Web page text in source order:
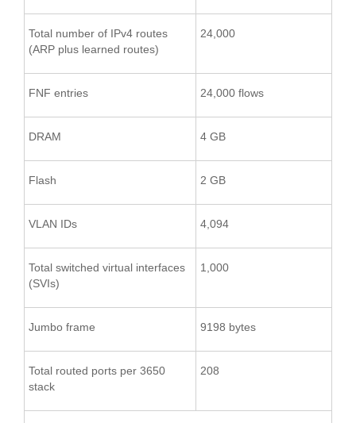
Total number of IPv4 routes
(ARP plus learned routes)
24,000
FNF entries 24,000 flows
DRAM 4 GB
Flash 2 GB
VLAN IDs 4,094
Total switched virtual interfaces
(SVIs)
1,000
Jumbo frame 9198 bytes
Total routed ports per 3650
stack
208